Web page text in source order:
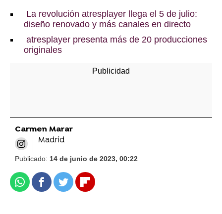
La revolución atresplayer llega el 5 de julio:
diseño renovado y más canales en directo
atresplayer presenta más de 20 producciones
originales
Carmen Marar
Madrid
Publicado: 14 de junio de 2023, 00:22
WhatsappFacebook
TwitterFlipboard